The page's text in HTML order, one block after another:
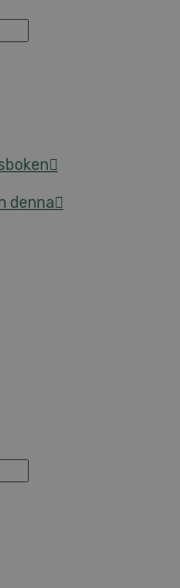
denna